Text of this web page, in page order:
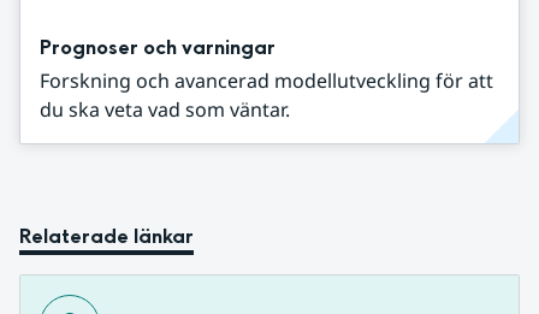
Prognoser och varningar
Forskning och avancerad modellutveckling för att
du ska veta vad som väntar.
Relaterade länkar